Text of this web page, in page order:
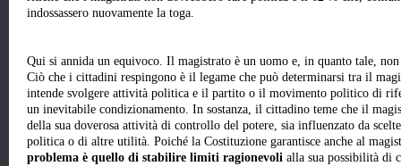
indossassero nuovamente la toga.
Qui si annida un equivoco. Il magistrato è un uomo e, in quanto tale,
Ciò che i cittadini respingono è il legame che può determinarsi tra il
intende svolgere attività politica e il partito o il movimento politico di
un inevitabile condizionamento. In sostanza, il cittadino teme che il
della sua doverosa attività di controllo del potere, sia influenzato da
politica o di altre utilità. Poiché la Costituzione garantisce anche al
problema è quello di stabilire limiti ragionevoli alla sua possibilità di